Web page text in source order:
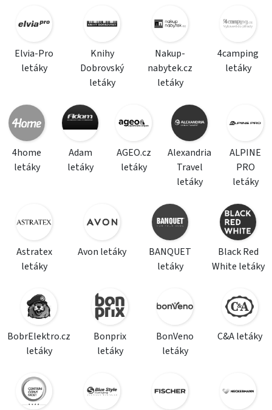
Elvia-Pro
letáky
Knihy
Dobrovský
letáky
Nakup-
nabytek.cz
letáky
4camping
letáky
4home
letáky
Adam
letáky
AGEO.cz
letáky
Alexandria
Travel
letáky
ALPINE
PRO
letáky
Astratex
letáky
Avon letáky
BANQUET
letáky
Black Red
White letáky
BobrElektro.cz
letáky
Bonprix
letáky
BonVeno
letáky
C&A letáky